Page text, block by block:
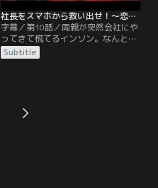
社長をスマホから救い出せ！～恋の力でロック解除～ 第10話／字幕
字幕／第10話／両親が突然会社にや
ってきて慌てるインソン。なんとか
誤魔化してやり過ごすが、社長にな
ったことをいまだに明かせないでい
いると判明する。そんな中、インソ
ンはソンジュの娘キム・ミナの誕生
Subtitle